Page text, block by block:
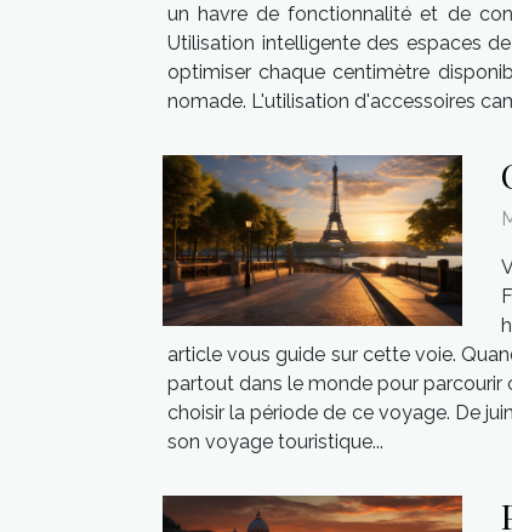
un havre de fonctionnalité et de
Utilisation intelligente des espaces
optimiser chaque centimètre
nomade. L'utilisation d'accessoires
article vous guide sur cette voie.
partout dans le monde pour parcourir
choisir la période de ce voyage. De
son voyage touristique...